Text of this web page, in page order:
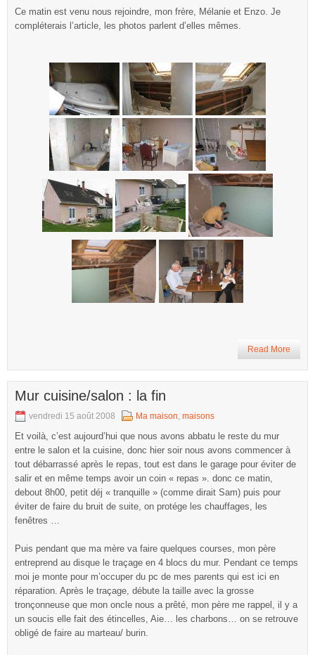
Ce matin est venu nous rejoindre, mon frère, Mélanie et Enzo. Je
compléterais l’article, les photos parlent d’elles mêmes.
Read More
Mur cuisine/salon : la fin
vendredi 15 août 2008 Ma maison, maisons
Et voilà, c’est aujourd’hui que nous avons abbatu le reste du mur
entre le salon et la cuisine, donc hier soir nous avons commencer à
tout débarrassé après le repas, tout est dans le garage pour éviter de
salir et en même temps avoir un coin « repas ». donc ce matin,
debout 8h00, petit déj « tranquille » (comme dirait Sam) puis pour
éviter de faire du bruit de suite, on protége les chauffages, les
fenêtres …
Puis pendant que ma mère va faire quelques courses, mon père
entreprend au disque le traçage en 4 blocs du mur. Pendant ce temps
moi je monte pour m’occuper du pc de mes parents qui est ici en
réparation. Après le traçage, débute la taille avec la grosse
tronçonneuse que mon oncle nous a prêté, mon père me rappel, il y a
un soucis elle fait des étincelles, Aie… les charbons… on se retrouve
obligé de faire au marteau/ burin.